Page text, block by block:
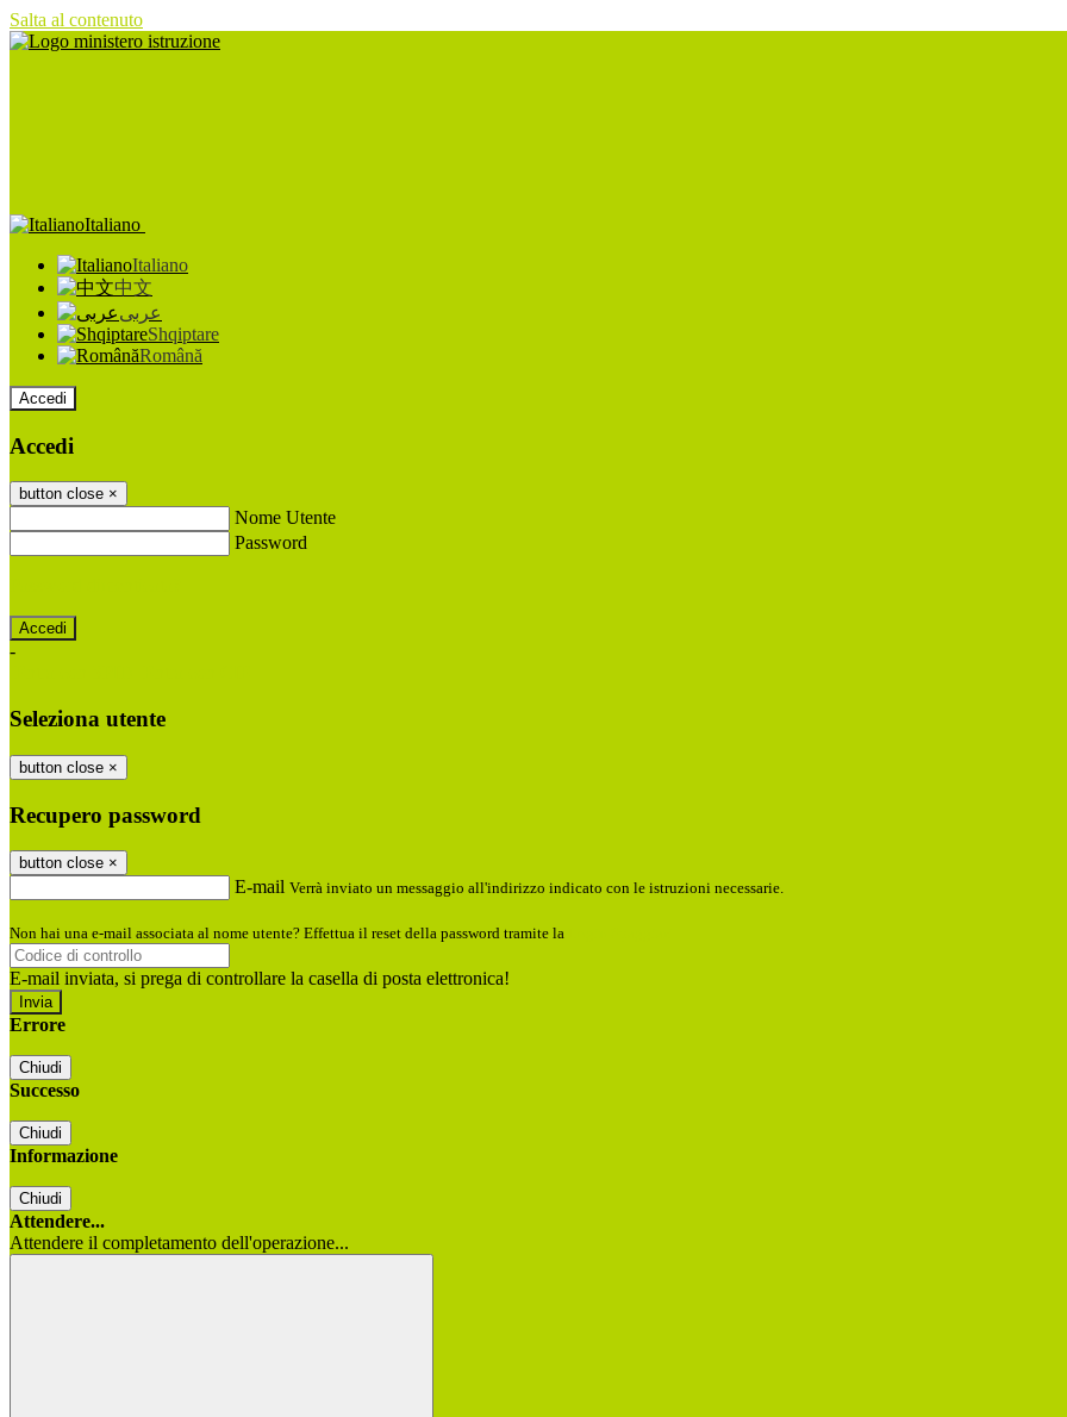
Salta al contenuto
Italiano
Italiano
中文
عربى
Shqiptare
Română
Accedi
Accedi
button close ×
Nome Utente
Password
-
Seleziona utente
button close ×
Recupero password
button close ×
E-mail Verrà inviato un messaggio all'indirizzo indicato con le istruzioni necessarie.
Non hai una e-mail associata al nome utente? Effettua il reset della password tramite la
E-mail inviata, si prega di controllare la casella di posta elettronica!
Errore
Chiudi
Successo
Chiudi
Informazione
Chiudi
Attendere...
Attendere il completamento dell'operazione...